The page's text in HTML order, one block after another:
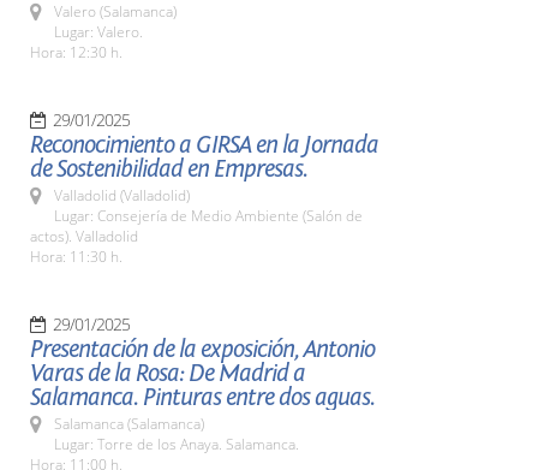
Valero (Salamanca)
Lugar: Valero.
Hora: 12:30 h.
29/01/2025
Reconocimiento a GIRSA en la Jornada
de Sostenibilidad en Empresas.
Valladolid (Valladolid)
Lugar: Consejería de Medio Ambiente (Salón de
actos). Valladolid
Hora: 11:30 h.
29/01/2025
Presentación de la exposición, Antonio
Varas de la Rosa: De Madrid a
Salamanca. Pinturas entre dos aguas.
Salamanca (Salamanca)
Lugar: Torre de los Anaya. Salamanca.
Hora: 11:00 h.